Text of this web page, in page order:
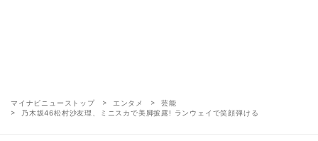
マイナビニューストップ エンタメ
芸能
乃木坂46松村沙友理、ミニスカで美脚披露! ランウェイで笑顔弾ける